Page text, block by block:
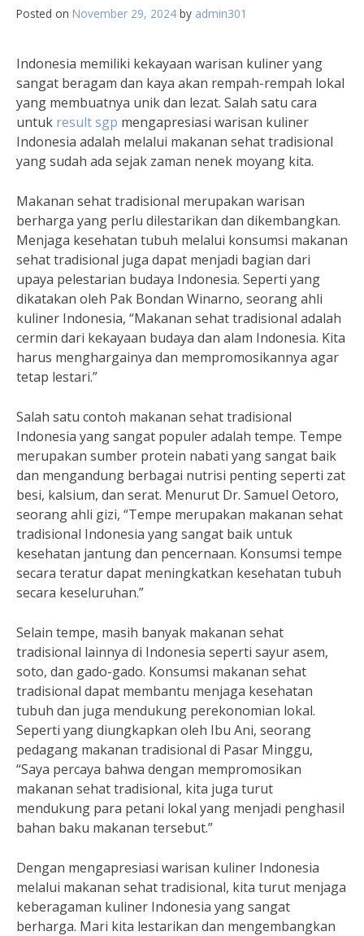
Posted on November 29, 2024 by admin301
Indonesia memiliki kekayaan warisan kuliner yang
sangat beragam dan kaya akan rempah-rempah lokal
yang membuatnya unik dan lezat. Salah satu cara
untuk result sgp mengapresiasi warisan kuliner
Indonesia adalah melalui makanan sehat tradisional
yang sudah ada sejak zaman nenek moyang kita.
Makanan sehat tradisional merupakan warisan
berharga yang perlu dilestarikan dan dikembangkan.
Menjaga kesehatan tubuh melalui konsumsi makanan
sehat tradisional juga dapat menjadi bagian dari
upaya pelestarian budaya Indonesia. Seperti yang
dikatakan oleh Pak Bondan Winarno, seorang ahli
kuliner Indonesia, “Makanan sehat tradisional adalah
cermin dari kekayaan budaya dan alam Indonesia. Kita
harus menghargainya dan mempromosikannya agar
tetap lestari.”
Salah satu contoh makanan sehat tradisional
Indonesia yang sangat populer adalah tempe. Tempe
merupakan sumber protein nabati yang sangat baik
dan mengandung berbagai nutrisi penting seperti zat
besi, kalsium, dan serat. Menurut Dr. Samuel Oetoro,
seorang ahli gizi, “Tempe merupakan makanan sehat
tradisional Indonesia yang sangat baik untuk
kesehatan jantung dan pencernaan. Konsumsi tempe
secara teratur dapat meningkatkan kesehatan tubuh
secara keseluruhan.”
Selain tempe, masih banyak makanan sehat
tradisional lainnya di Indonesia seperti sayur asem,
soto, dan gado-gado. Konsumsi makanan sehat
tradisional dapat membantu menjaga kesehatan
tubuh dan juga mendukung perekonomian lokal.
Seperti yang diungkapkan oleh Ibu Ani, seorang
pedagang makanan tradisional di Pasar Minggu,
“Saya percaya bahwa dengan mempromosikan
makanan sehat tradisional, kita juga turut
mendukung para petani lokal yang menjadi penghasil
bahan baku makanan tersebut.”
Dengan mengapresiasi warisan kuliner Indonesia
melalui makanan sehat tradisional, kita turut menjaga
keberagaman kuliner Indonesia yang sangat
berharga. Mari kita lestarikan dan mengembangkan